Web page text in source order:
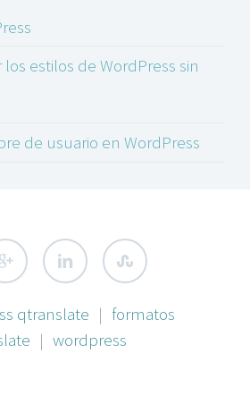
estilos de WordPress sin
de usuario en WordPress
qtranslate | formatos
| wordpress